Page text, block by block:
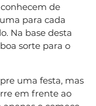
de
para cada
Na base desta
sorte para o
uma festa, mas
em frente ao